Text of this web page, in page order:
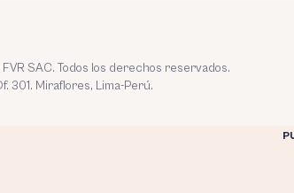
SAC. Todos los derechos reservados.
301. Miraflores, Lima-Perú.